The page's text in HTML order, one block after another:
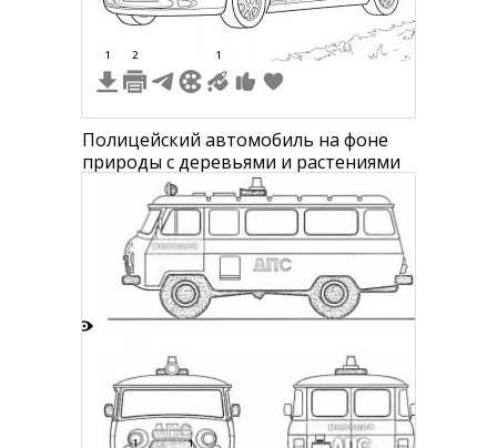
1 2 1
Полицейский автомобиль на фоне
природы с деревьями и растениями
1 1